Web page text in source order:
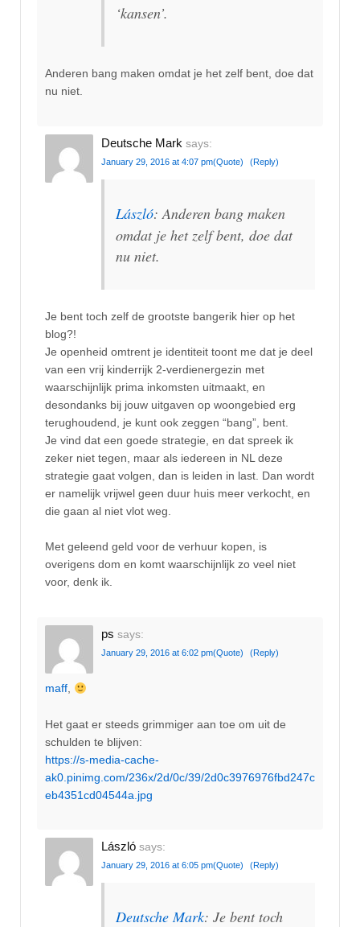
‘kansen’.
Anderen bang maken omdat je het zelf bent, doe dat
nu niet.
Deutsche Mark says:
January 29, 2016 at 4:07 pm(Quote) (Reply)
László: Anderen bang maken
omdat je het zelf bent, doe dat
nu niet.
Je bent toch zelf de grootste bangerik hier op het
blog?!
Je openheid omtrent je identiteit toont me dat je deel
van een vrij kinderrijk 2-verdienergezin met
waarschijnlijk prima inkomsten uitmaakt, en
desondanks bij jouw uitgaven op woongebied erg
terughoudend, je kunt ook zeggen “bang”, bent.
Je vind dat een goede strategie, en dat spreek ik
zeker niet tegen, maar als iedereen in NL deze
strategie gaat volgen, dan is leiden in last. Dan wordt
er namelijk vrijwel geen duur huis meer verkocht, en
die gaan al niet vlot weg.
Met geleend geld voor de verhuur kopen, is
overigens dom en komt waarschijnlijk zo veel niet
voor, denk ik.
ps says:
January 29, 2016 at 6:02 pm(Quote) (Reply)
maff
Het gaat er steeds grimmiger aan toe om uit de
schulden te blijven:
https://s-media-cache-
ak0.pinimg.com/236x/2d/0c/39/2d0c3976976fbd247c
eb4351cd04544a.jpg
László says:
January 29, 2016 at 6:05 pm(Quote) (Reply)
Deutsche Mark: Je bent toch